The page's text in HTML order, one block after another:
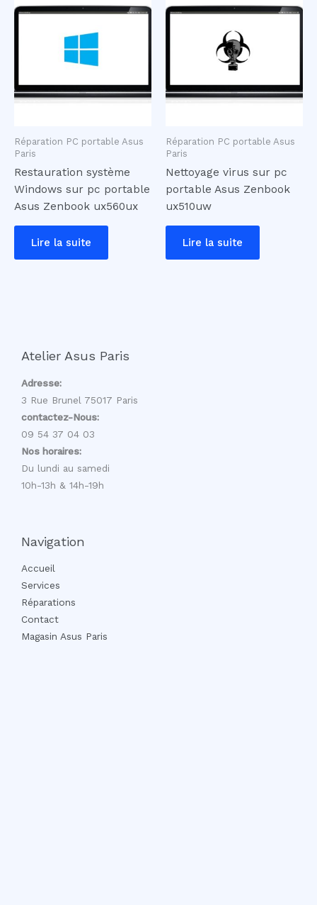
Réparation PC portable Asus
Paris
Restauration système
Windows sur pc portable
Asus Zenbook ux560ux
Lire la suite
Réparation PC portable Asus
Paris
Nettoyage virus sur pc
portable Asus Zenbook
ux510uw
Lire la suite
Atelier Asus Paris
Adresse:
3 Rue Brunel 75017 Paris
contactez-Nous:
09 54 37 04 03
Nos horaires:
Du lundi au samedi
10h-13h & 14h-19h
Navigation
Accueil
Services
Réparations
Contact
Magasin Asus Paris